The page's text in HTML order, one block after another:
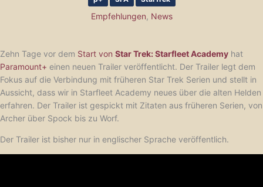
Empfehlungen, News
Zehn Tage vor dem Start von Star Trek: Starfleet Academy hat
Paramount+ einen neuen Trailer veröffentlicht. Der Trailer legt dem
Fokus auf die Verbindung mit früheren Star Trek Serien und stellt in
Aussicht, dass wir in Starfleet Academy neues über die alten Helden
erfahren. Der Trailer ist gespickt mit Zitaten aus früheren Serien, von
Archer über Spock bis zu Worf.
Der Trailer ist bisher nur in englischer Sprache veröffentlich.